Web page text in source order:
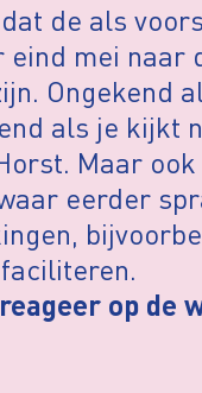
de als
mei naar
Ongekend
als je kijkt
Maar
eerder
op